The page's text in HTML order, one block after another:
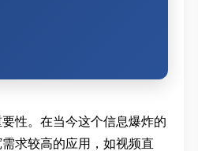
性。在当今这个信息爆炸的
求较高的应用，如视频直